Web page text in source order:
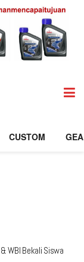
CUSTOM
WBI Bekali Siswa